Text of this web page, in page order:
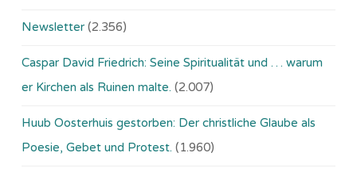
Newsletter (2.356)
Caspar David Friedrich: Seine Spiritualität und … warum
er Kirchen als Ruinen malte. (2.007)
Huub Oosterhuis gestorben: Der christliche Glaube als
Poesie, Gebet und Protest. (1.960)